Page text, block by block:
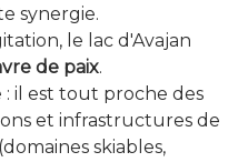
synergie.
le lac d'Avajan
de paix.
: il est tout proche des
et infrastructures de
skiables,